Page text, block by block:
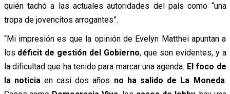
quién tachó a las actuales autoridades del país como “una
tropa de jovencitos arrogantes”.
“Mi impresión es que la opinión de Evelyn Matthei apuntan a
los déficit de gestión del Gobierno, que son evidentes, y a
la dificultad que ha tenido para marcar una agenda. El foco de
la noticia en casi dos años no ha salido de La Moneda.